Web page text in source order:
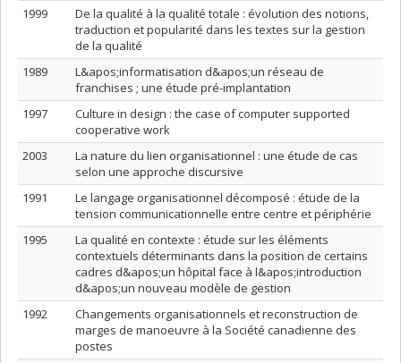
1999
De la qualité à la qualité totale : évolution des notions,
traduction et popularité dans les textes sur la gestion
de la qualité
1989
L&apos;informatisation d&apos;un réseau de
franchises ; une étude pré-implantation
1997
Culture in design : the case of computer supported
cooperative work
2003
La nature du lien organisationnel : une étude de cas
selon une approche discursive
1991
Le langage organisationnel décomposé : étude de la
tension communicationnelle entre centre et périphérie
1995
La qualité en contexte : étude sur les éléments
contextuels déterminants dans la position de certains
cadres d&apos;un hôpital face à l&apos;introduction
d&apos;un nouveau modèle de gestion
1992
Changements organisationnels et reconstruction de
marges de manoeuvre à la Société canadienne des
postes